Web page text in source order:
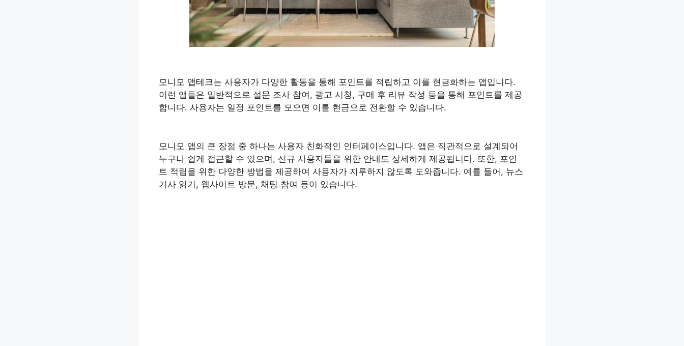
모니모 앱테크는 사용자가 다양한 활동을 통해 포인트를 적립하고 이를 현금화하는 앱입니다.
이런 앱들은 일반적으로 설문 조사 참여, 광고 시청, 구매 후 리뷰 작성 등을 통해 포인트를 제공
합니다. 사용자는 일정 포인트를 모으면 이를 현금으로 전환할 수 있습니다.
모니모 앱의 큰 장점 중 하나는 사용자 친화적인 인터페이스입니다. 앱은 직관적으로 설계되어
누구나 쉽게 접근할 수 있으며, 신규 사용자들을 위한 안내도 상세하게 제공됩니다. 또한, 포인
트 적립을 위한 다양한 방법을 제공하여 사용자가 지루하지 않도록 도와줍니다. 예를 들어, 뉴스
기사 읽기, 웹사이트 방문, 채팅 참여 등이 있습니다.